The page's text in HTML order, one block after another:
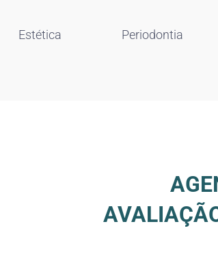
Estética Periodontia